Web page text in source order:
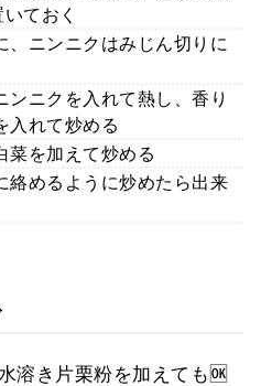
ておく
ニンニクはみじん切りに
ニクを入れて熱し、香り
れて炒める
を加えて炒める
めるように炒めたら出来
溶き片栗粉を加えても🆗